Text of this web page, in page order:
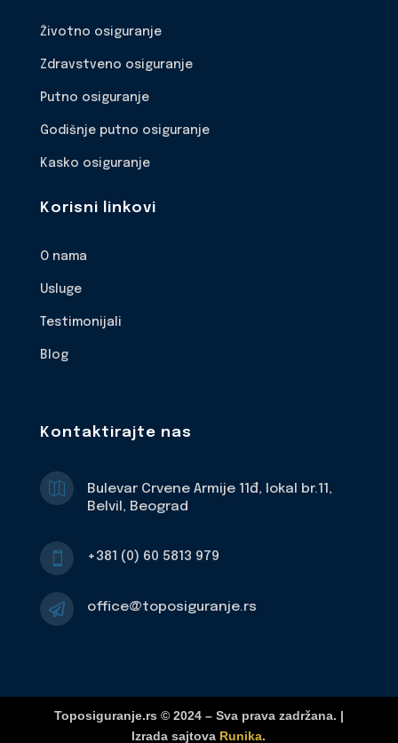
Životno osiguranje
Zdravstveno osiguranje
Putno osiguranje
Godišnje putno osiguranje
Kasko osiguranje
Korisni linkovi
O nama
Usluge
Testimonijali
Blog
Kontaktirajte nas
Bulevar Crvene Armije 11đ, lokal br.11,
Belvil, Beograd
+381 (0) 60 5813 979
 office@toposiguranje.rs
Toposiguranje.rs © 2024 – Sva prava zadržana. |
Izrada sajtova Runika.